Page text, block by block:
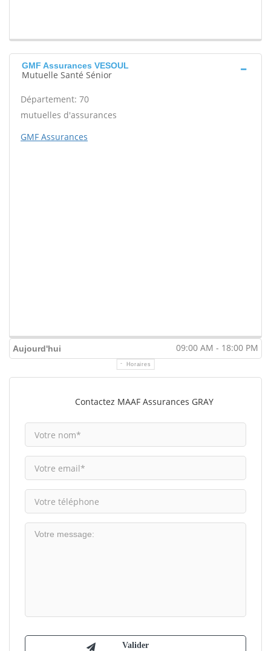
GMF Assurances VESOUL
Mutuelle Santé Sénior
Département: 70
mutuelles d'assurances
GMF Assurances
Aujourd'hui 09:00 AM - 18:00 PM
Horaires
Contactez MAAF Assurances GRAY